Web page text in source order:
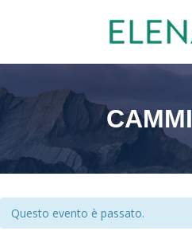
Questo evento è passato.